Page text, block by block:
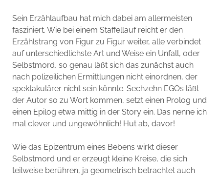
Sein Erzählaufbau hat mich dabei am allermeisten
fasziniert. Wie bei einem Staffellauf reicht er den
Erzählstrang von Figur zu Figur weiter, alle verbindet
auf unterschiedlichste Art und Weise ein Unfall, oder
Selbstmord, so genau läßt sich das zunächst auch
nach polizeilichen Ermittlungen nicht einordnen, der
spektakulärer nicht sein könnte. Sechzehn EGOs läßt
der Autor so zu Wort kommen, setzt einen Prolog und
einen Epilog etwa mittig in der Story ein. Das nenne ich
mal clever und ungewöhnlich! Hut ab, davor!
Wie das Epizentrum eines Bebens wirkt dieser
Selbstmord und er erzeugt kleine Kreise, die sich
teilweise berühren, ja geometrisch betrachtet auch